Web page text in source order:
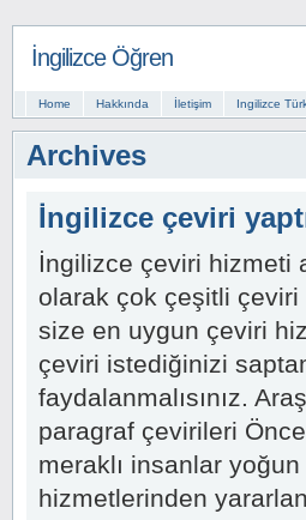
İngilizce Öğren
Home Hakkında İletişim Ingilizce
Archives
İngilizce çeviri
İngilizce çeviri hizmeti
olarak çok çeşitli çeviri
size en uygun çeviri
çeviri istediğinizi
faydalanmalısınız.
paragraf çevirileri
meraklı insanlar
hizmetlerinden